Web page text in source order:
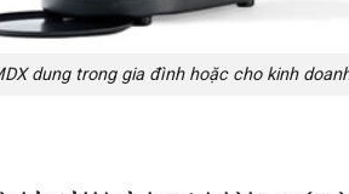
dung trong gia đình hoặc cho kinh